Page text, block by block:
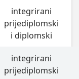
integrirani
prijediplomski
i diplomski
integrirani
prijediplomski